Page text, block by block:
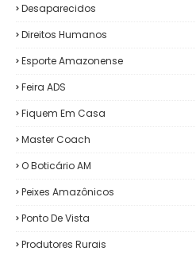
Desaparecidos
Direitos Humanos
Esporte Amazonense
Feira ADS
Fiquem Em Casa
Master Coach
O Boticário AM
Peixes Amazônicos
Ponto De Vista
Produtores Rurais